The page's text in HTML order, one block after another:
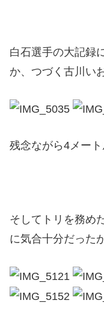
白石選手の大記録
か、つづく古川い
残念ながら4メート
そしてトリを務め
に気合十分だった